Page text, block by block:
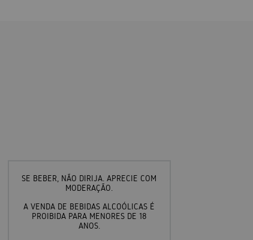
SE BEBER, NÃO DIRIJA. APRECIE COM
MODERAÇÃO.
A VENDA DE BEBIDAS ALCOÓLICAS É
PROIBIDA PARA MENORES DE 18
ANOS.